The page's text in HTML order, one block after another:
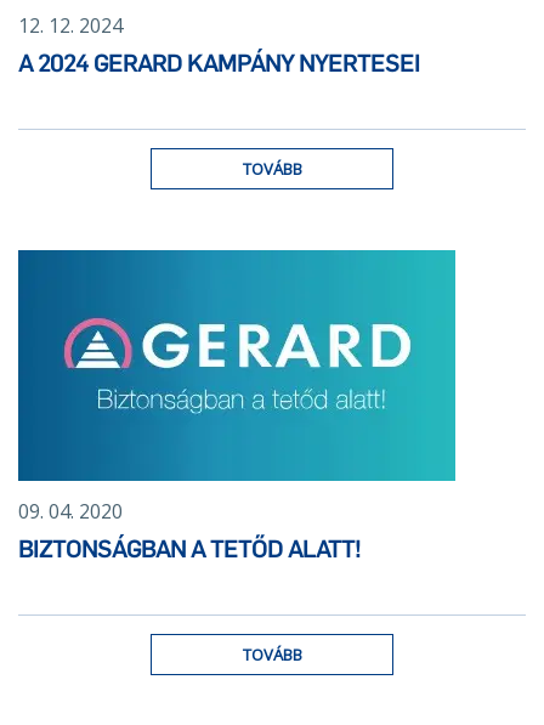
12. 12. 2024
A 2024 GERARD KAMPÁNY NYERTESEI
TOVÁBB
09. 04. 2020
BIZTONSÁGBAN A TETŐD ALATT!
TOVÁBB